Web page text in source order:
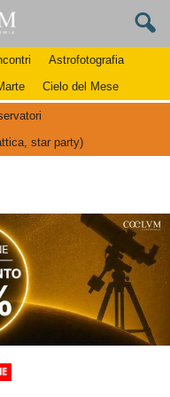
Astrofotografia
Cielo del Mese
star party)